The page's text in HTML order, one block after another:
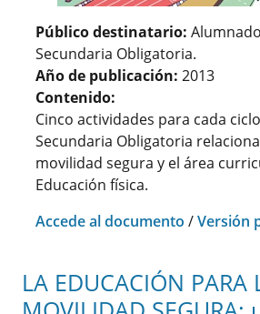
Público destinatario:
Secundaria Obligatoria.
Año de publicación: 2013
Contenido:
Cinco actividades para cada
Secundaria Obligatoria
movilidad segura y el área
Educación física.
Accede al documento /Versión
LA EDUCACIÓN PARA